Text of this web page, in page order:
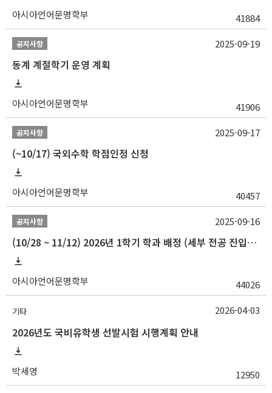
아시아언어문명학부 41884
공지사항
동계 계절학기 운영 계획
아시아언어문명학부 41906
2025-09-19
공지사항
(~10/17) 국외수학 학점인정 신청
아시아언어문명학부 40457
2025-09-17
공지사항
(10/28 ~ 11/12) 2026년 1학기 학과 배정 (세부 전공 진입) 안내
아시아언어문명학부 44026
2025-09-16
기타
2026년도 국비유학생 선발시험 시행계획 안내
박세영 12950
2026-04-03